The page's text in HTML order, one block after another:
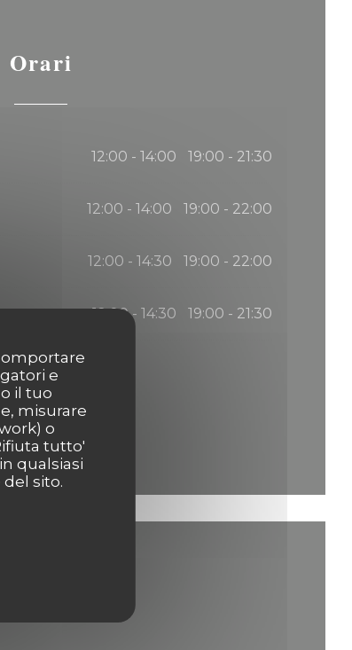
e
il tuo
misurare
o
tutto'
qualsiasi
sito.
Orari
12:00 - 14:00 19:00 - 21:30
12:00 - 14:00 19:00 - 22:00
12:00 - 14:30 19:00 - 22:00
12:00 - 14:30 19:00 - 21:30